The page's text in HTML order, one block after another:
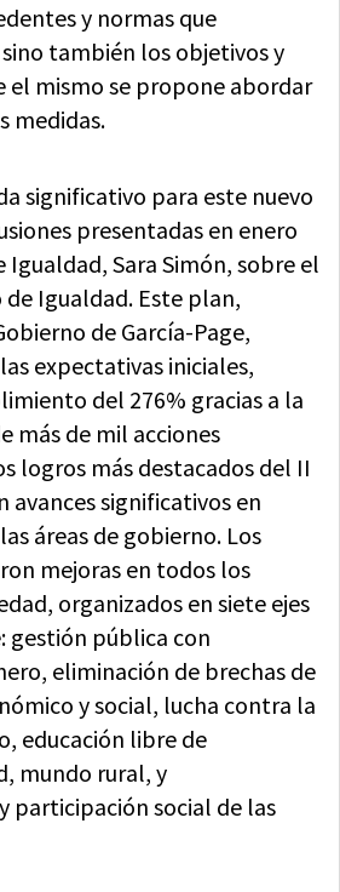
y normas que
también los objetivos y
el mismo se propone abordar
medidas.
significativo para este nuevo
presentadas en enero
Igualdad, Sara Simón, sobre el
Igualdad. Este plan,
de García-Page,
expectativas iniciales,
del 276% gracias a la
más de mil acciones
logros más destacados del II
avances significativos en
áreas de gobierno. Los
mejoras en todos los
organizados en siete ejes
gestión pública con
eliminación de brechas de
y social, lucha contra la
educación libre de
mundo rural, y
participación social de las